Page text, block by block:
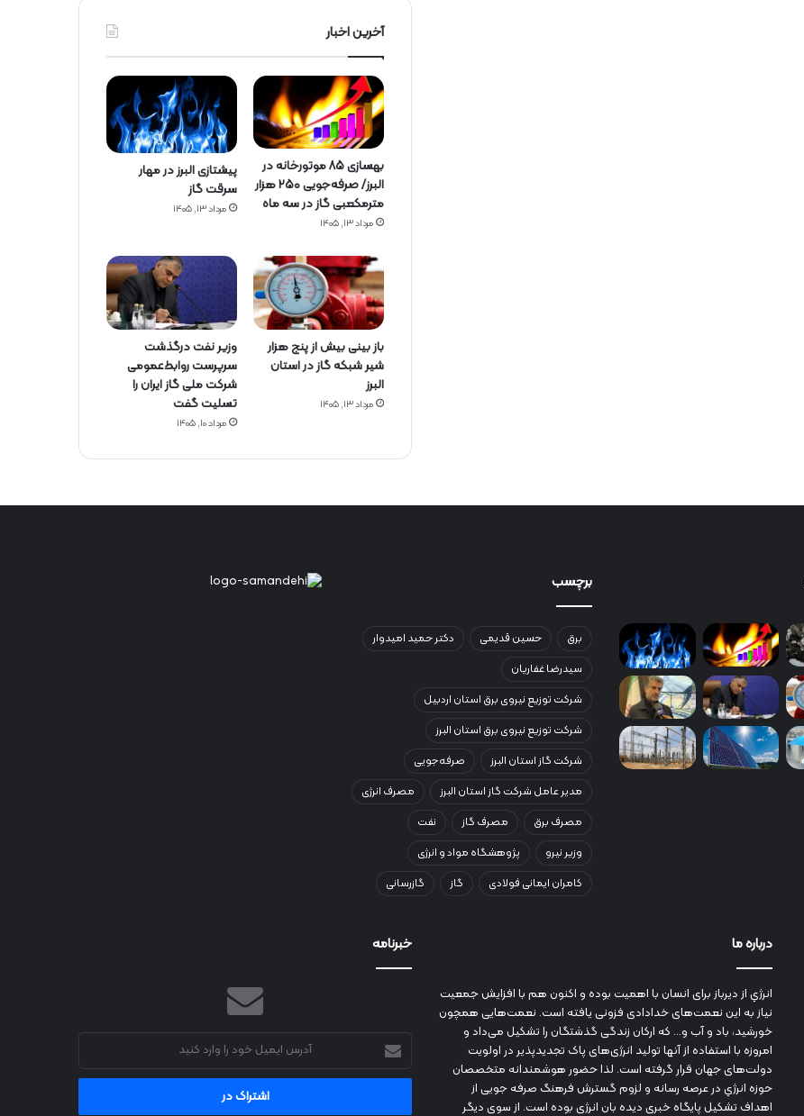
آخرین اخبار
بهسازی ۸۵ موتورخانه در
البرز/ صرفه‌جویی ۲۵۰ هزار
مترمکعبی گاز در سه ماه
مرداد ۱۳, ۱۴۰۵
پیشتازی البرز در مهار
سرقت گاز
مرداد ۱۳, ۱۴۰۵
باز بینی بیش از پنج هزار
شیر شبکه گاز در استان
البرز
مرداد ۱۳, ۱۴۰۵
وزیر نفت درگذشت
سرپرست روابط‌عمومی
شرکت ملی گاز ایران را
تسلیت گفت
مرداد ۱۰, ۱۴۰۵
برچسب
برق حسین قدیمی
دکتر حمید امیدوار
سیدرضا غفاریان
شرکت توزیع نیروی برق استان اردبیل
شرکت توزیع نیروی برق استان البرز
شرکت گاز استان البرز
صرفه‌جویی
مدیر عامل شرکت گاز استان البرز
مصرف انرژی
مصرف برق
مصرف گاز
نفت
وزیر نیرو
پژوهشگاه مواد و انرژی
کامران ایمانی فولادی
گاز گازرسانی
درباره ما
انرژي‌ از دیرباز برای انسان با اهمیت بوده و اکنون هم با افزایش جمعیت
نیاز به این نعمت‌های خدادادی فزونی یافته است. نعمت‌هایی همچون
خورشید، باد و آب و... که ارکان زندگی گذشتگان را تشکیل می‌داد و
امروزه با استفاده از آنها تولید انرژی‌های پاک تجدیدپذیر در اولویت
دولت‌های جهان قرار گرفته است. لذا حضور هوشمندانه متخصصان
حوزه انرژي در عرصه رسانه و لزوم گسترش فرهنگ صرفه جویی از
اهداف تشکیل پایگاه خبری دیده بان انرژی بوده است. از سوی دیگر
خبرنامه
آدرس
ایمیل
خود